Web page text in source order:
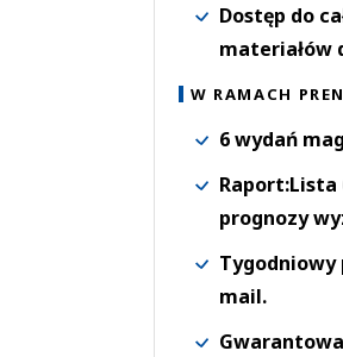
Dostęp do
materiałów
W RAMACH
6 wydań
Raport:Lista
prognozy
mail.